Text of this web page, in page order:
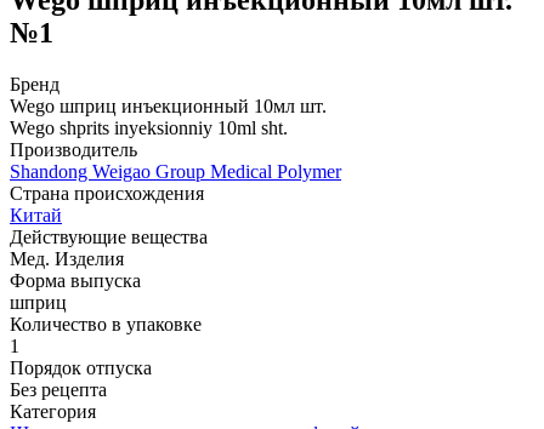
№1
Бренд
Wego шприц инъекционный 10мл шт.
Wego shprits inyeksionniy 10ml sht.
Производитель
Shandong Weigao Group Medical Polymer
Страна происхождения
Китай
Действующие вещества
Мед. Изделия
Форма выпуска
шприц
Количество в упаковке
1
Порядок отпуска
Без рецепта
Категория